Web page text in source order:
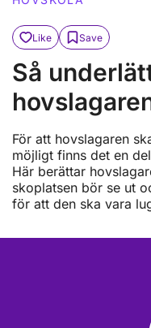
Like Save
Så
För att hovslagaren
möjligt finns det en
Här berättar
skoplatsen bör se ut
för att den ska vara